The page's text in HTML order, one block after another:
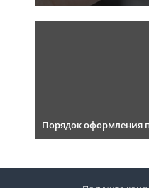
Порядок оформления